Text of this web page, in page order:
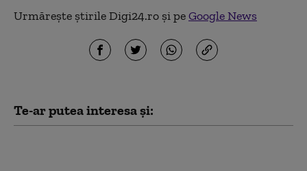
Urmărește știrile Digi24.ro și peGoogle News
Te-ar putea interesa și: